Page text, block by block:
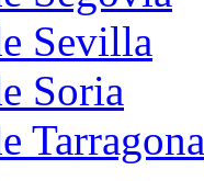
Sevilla
Soria
Tarragona